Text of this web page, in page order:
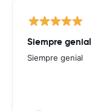
Siempre genial
Siempre genial